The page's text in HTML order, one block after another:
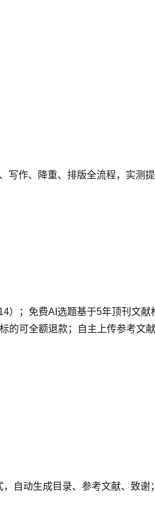
写作、降重、排版全流程，实测
；免费AI选题基于5年顶刊文献
的可全额退款；自主上传参考文
自动生成目录、参考文献、致